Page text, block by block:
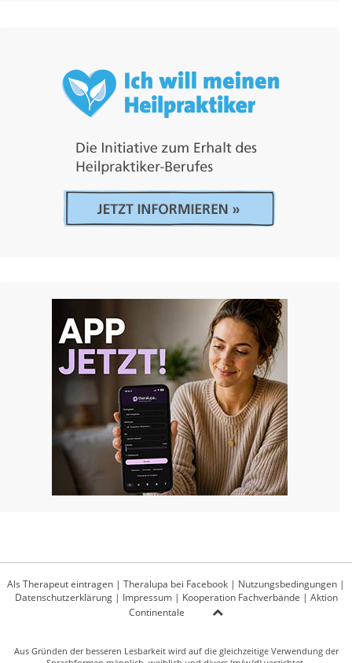
Als Therapeut eintragen | Theralupa bei Facebook | Nutzungsbedingungen |
Datenschutzerklärung| Impressum| Kooperation Fachverbände | Aktion
Continentale
Aus Gründen der besseren Lesbarkeit wird auf die gleichzeitige Verwendung der